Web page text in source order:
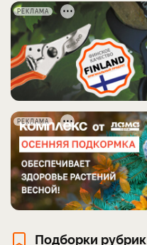
РЕКЛАМА
РЕКЛАМА
Подборки рубрик